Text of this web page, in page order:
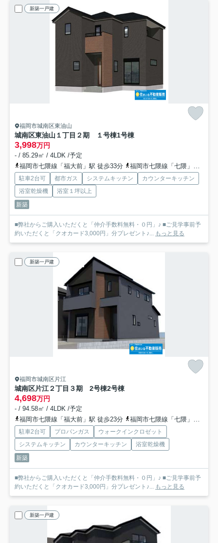
新築一戸建
福岡市城南区東油山
城南区東油山１丁目２期 １号棟1号棟
3,998万円
- / 85.29㎡ / 4LDK /予定
福岡市七隈線「福大前」駅 徒歩33分
福岡市七隈線「七隈」駅 徒歩41分
駐車2台可 都市ガス システムキッチン
カウンターキッチン
浴室乾燥機
浴室１坪以上
新築
■弊社からご購入いただくと「仲介手数料無料・０円」♪ ■ご見学事前予
約いただくと「クオカード3,000円」分プレゼント♪... もっと見る
新築一戸建
福岡市城南区片江
城南区片江２丁目３期 2号棟2号棟
4,698万円
- / 94.58㎡ / 4LDK /予定
福岡市七隈線「福大前」駅 徒歩23分
福岡市七隈線「七隈」駅 徒歩27分
駐車2台可 プロパンガス
ウォークインクロゼット
システムキッチン
カウンターキッチン
浴室乾燥機
新築
■弊社からご購入いただくと「仲介手数料無料・０円」♪ ■ご見学事前予
約いただくと「クオカード3,000円」分プレゼント♪... もっと見る
新築一戸建